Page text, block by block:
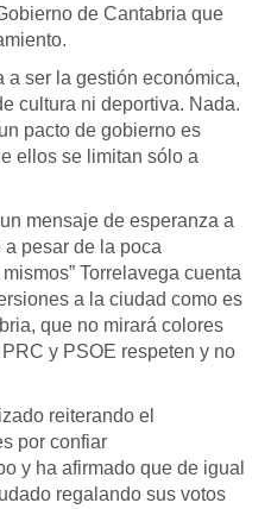
de Cantabria que
a ser la gestión económica,
cultura ni deportiva. Nada.
pacto de gobierno es
ellos se limitan sólo a
mensaje de esperanza a
a pesar de la poca
Torrelavega cuenta
a la ciudad como es
que no mirará colores
y PSOE respeten y no
reiterando el
por confiar
y ha afirmado que de igual
regalando sus votos